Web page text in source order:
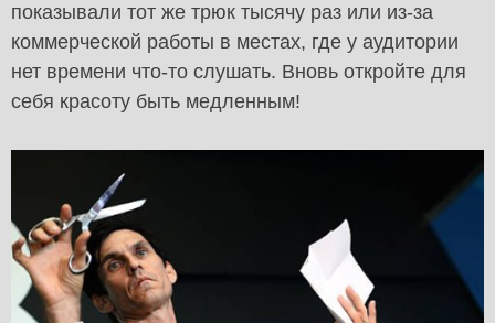
показывали тот же трюк тысячу раз или из-за
коммерческой работы в местах, где у аудитории
нет времени что-то слушать. Вновь откройте для
себя красоту быть медленным!